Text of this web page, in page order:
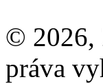
© 2026,
práva